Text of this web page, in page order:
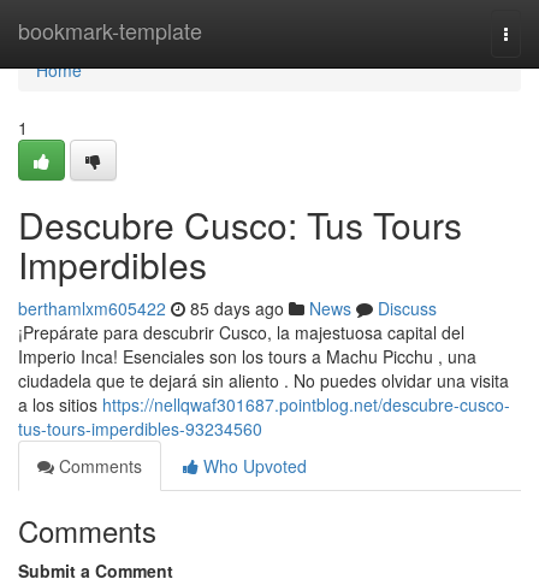
bookmark-template
Home
Home
1
Descubre Cusco: Tus Tours
Imperdibles
berthamlxm605422 85 days ago News
Discuss
¡Prepárate para descubrir Cusco, la majestuosa capital del
Imperio Inca! Esenciales son los tours a Machu Picchu , una
ciudadela que te dejará sin aliento . No puedes olvidar una visita
a los sitios https://nellqwaf301687.pointblog.net/descubre-cusco-
tus-tours-imperdibles-93234560
Comments
Who Upvoted
Comments
Submit a Comment